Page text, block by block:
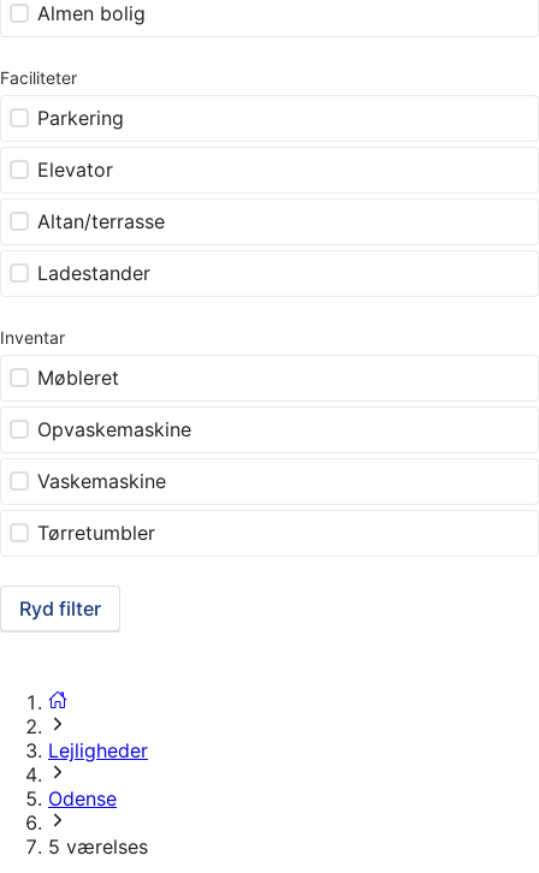
Almen bolig
Faciliteter
Parkering
Elevator
Altan/terrasse
Ladestander
Inventar
Møbleret
Opvaskemaskine
Vaskemaskine
Tørretumbler
Ryd filter
Lejligheder
Odense
5 værelses